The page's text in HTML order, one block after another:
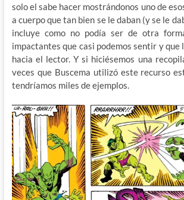
solo el sabe hacer mostrándonos uno de
a cuerpo que tan bien se le daban (y se le
incluye como no podía ser de otra
impactantes que casi podemos sentir y
hacia el lector. Y si hiciésemos una
veces que Buscema utilizó este recurso
tendríamos miles de ejemplos.